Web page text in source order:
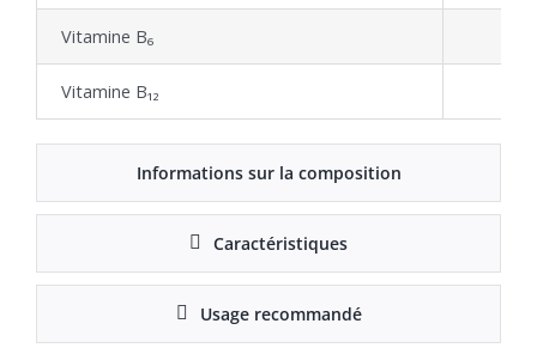
Vitamine B₆
Vitamine B₁₂
Informations sur la composition
Caractéristiques
Usage recommandé